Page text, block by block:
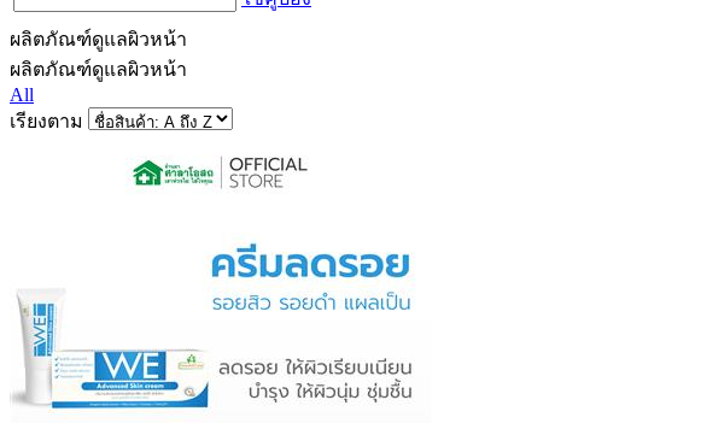
ผลิตภัณฑ์ดูแลผิวหน้า
ผลิตภัณฑ์ดูแลผิวหน้า
All
เรียงตาม